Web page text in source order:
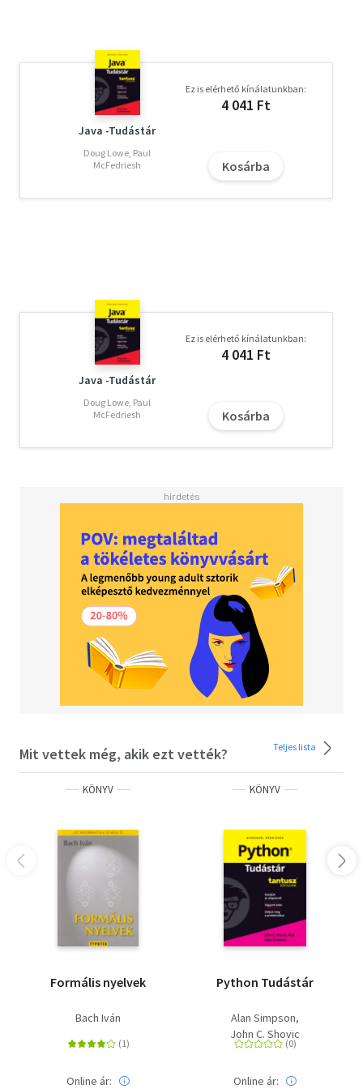
Java -Tudástár
Doug Lowe, Paul
McFedriesh
Ez is elérhető kínálatunkban:
4 041 Ft
Kosárba
Java -Tudástár
Doug Lowe, Paul
McFedriesh
Ez is elérhető kínálatunkban:
4 041 Ft
Kosárba
Mit vettek még, akik ezt vették? Teljes lista
KÖNYV
Formális nyelvek
Bach Iván
Online ár:
KÖNYV
Python Tudástár
Alan Simpson
John C. Shovic
Online ár: